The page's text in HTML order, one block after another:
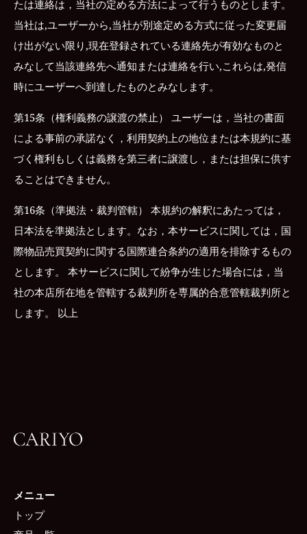
たは連絡は，当社の定める方法によって行うものとします。
当社は,ユーザーから,当社が別途定める方式に従った変更届
け出がない限り,現在登録されている連絡先が有効なものと
みなして当該連絡先へ通知または連絡を行い,これらは,発信
時にユーザーへ到達したものとみなします。
第15条（権利義務の譲渡の禁止） ユーザーは，当社の書面
による事前の承諾なく，利用契約上の地位または本規約に基
づく権利もしくは義務を第三者に譲渡し，または担保に供す
ることはできません。
第16条（準拠法・裁判管轄） 本規約の解釈にあたっては，
日本法を準拠法とします。なお，本サービスに関しては，国
際物品売買契約に関する国際連合条約の適用を排除するもの
とします。 本サービスに関して紛争が生じた場合には，当
社の本店所在地を管轄する裁判所を専属的合意管轄裁判所と
します。 以上
メニュー
トップ